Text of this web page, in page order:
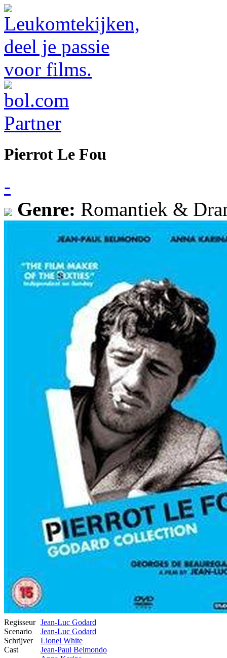
Pierrot Le Fou
-
Genre: Romantiek &
Regisseur Jean-Luc Godard
Scenario
Jean-Luc Godard
Schrijver
Lionel White
Cast
Jean-Paul Belmondo